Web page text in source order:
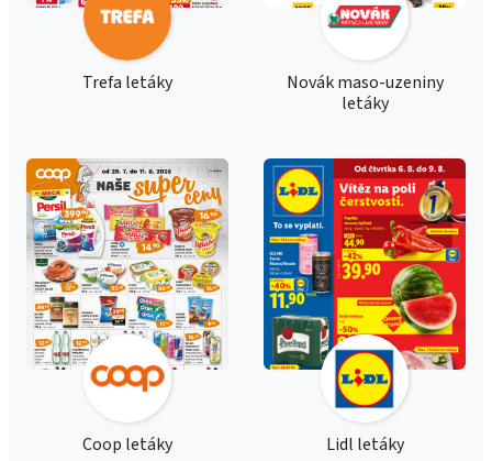
Trefa letáky
Novák maso-uzeniny
letáky
Coop letáky Lidl letáky